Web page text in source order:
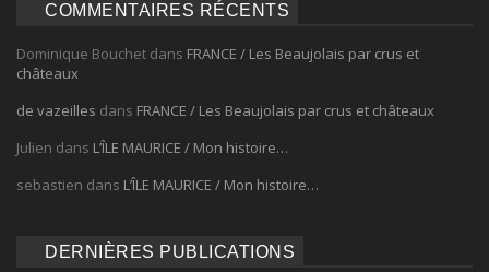
COMMENTAIRES RÉCENTS
Dominique Bouchet dans FRANCE / Les Beaujolais par crus et
châteaux
de vazeilles dans FRANCE / Les Beaujolais par crus et châteaux
Julien dans L’ÎLE MAURICE / Mon histoire…
sebastien dans L’ÎLE MAURICE / Mon histoire…
DERNIÈRES PUBLICATIONS